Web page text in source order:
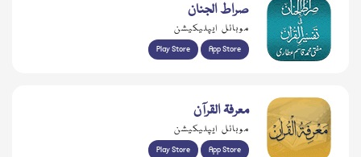
صراط الجنان
موبائل ایپلیکیشن
Play Store App Store
معرفۃ القرآن
موبائل ایپلیکیشن
Play Store App Store